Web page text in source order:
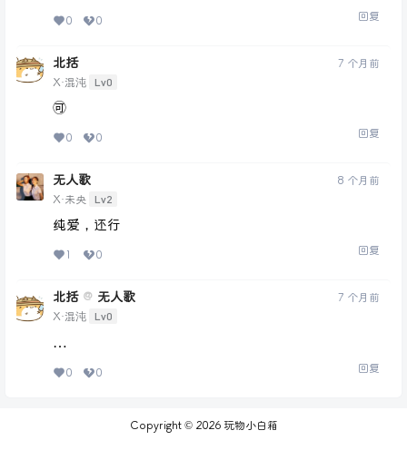
0 0 回复
北括
X·混沌 Lv0
7 个月前
🉑
0 0 回复
无人歌
X·未央 Lv2
8 个月前
纯爱，还行
1 0 回复
北括 @ 无人歌
X·混沌 Lv0
7 个月前
…
0 0 回复
Copyright © 2026玩物小白箱